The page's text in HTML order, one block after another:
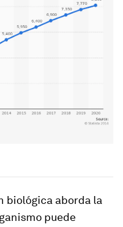
biológica aborda la
puede